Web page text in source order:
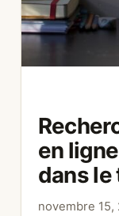
en
dans le
novembre 15,